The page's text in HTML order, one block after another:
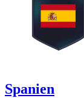
Spanien